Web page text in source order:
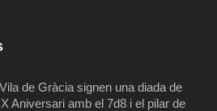
de Gràcia signen una diada de
Aniversari amb el 7d8 i el pilar de